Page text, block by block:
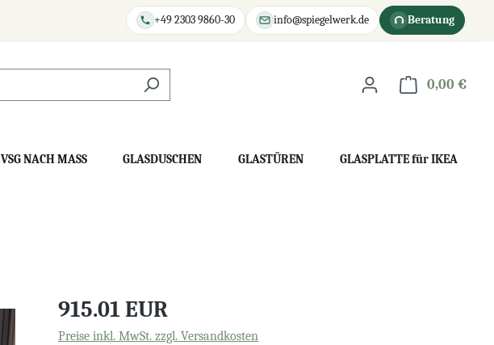
+49 2303 9860-30 info@spiegelwerk.de Beratung
0,00 €
VSG NACH MASS GLASDUSCHEN GLASTÜREN GLASPLATTE für IKEA
915.01 EUR
Preise inkl. MwSt. zzgl. Versandkosten